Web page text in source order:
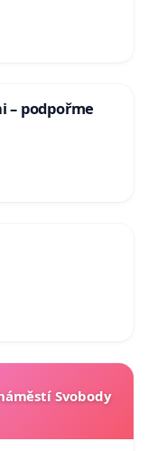
– podpořme
Svobody